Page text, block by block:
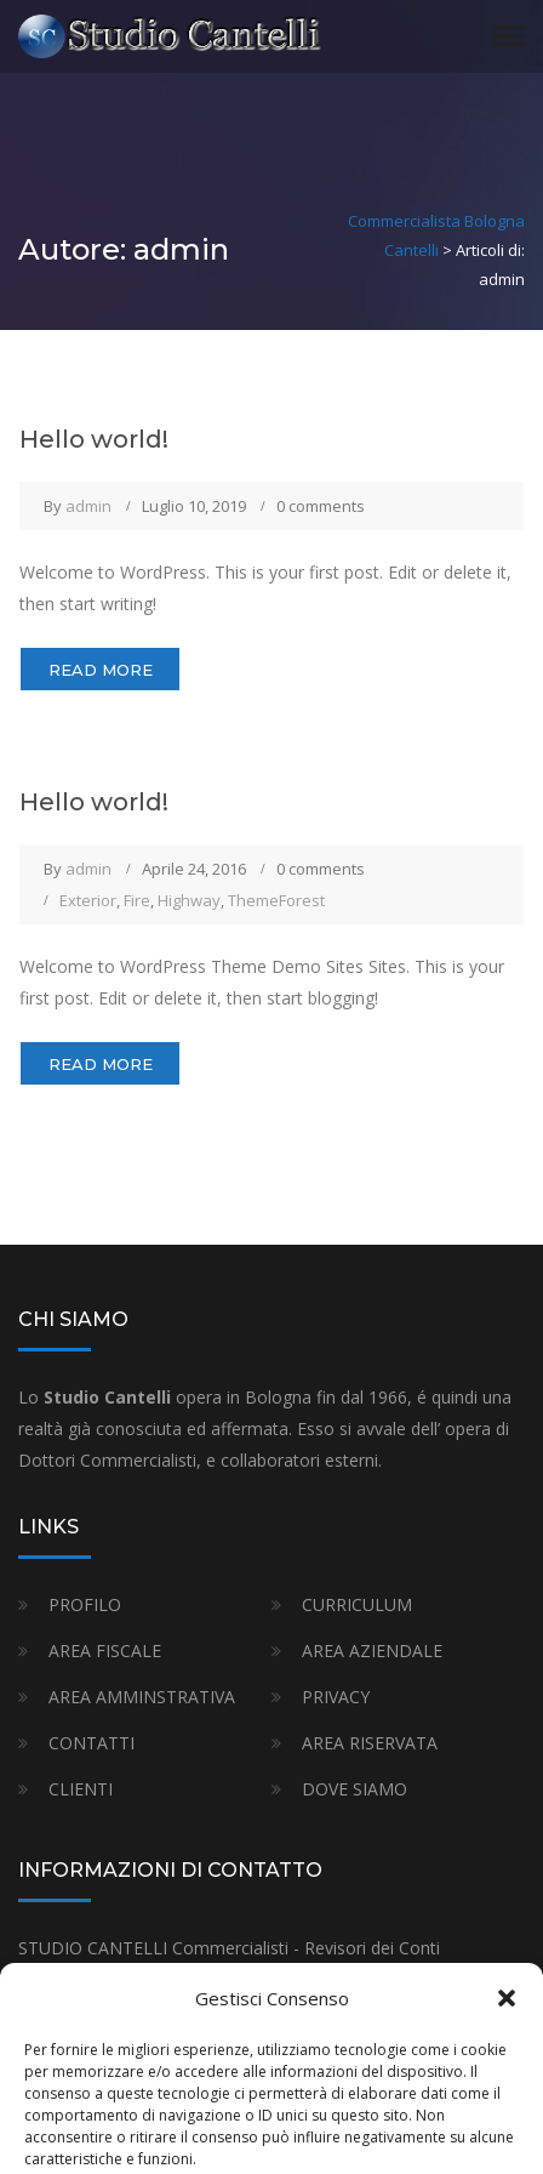
Gestisci Consenso
Per fornire le migliori esperienze, utilizziamo tecnologie come i cookie
per memorizzare e/o accedere alle informazioni del dispositivo. Il
consenso a queste tecnologie ci permetterà di elaborare dati come il
comportamento di navigazione o ID unici su questo sito. Non
acconsentire o ritirare il consenso può influire negativamente su alcune
caratteristiche e funzioni.
Autore: admin
Commercialista Bologna
Cantelli > Articoli di:
admin
Hello world!
By admin Luglio 10, 2019 0 comments
Welcome to WordPress. This is your first post. Edit or delete it,
then start writing!
READ MORE
Hello world!
By admin Aprile 24, 2016
0 comments
Exterior, Fire, Highway,ThemeForest
Welcome to WordPress Theme Demo Sites Sites. This is your
first post. Edit or delete it, then start blogging!
READ MORE
CHI SIAMO
Lo Studio Cantelli opera in Bologna fin dal 1966, é quindi una
realtà già conosciuta ed affermata. Esso si avvale dell’ opera di
Dottori Commercialisti, e collaboratori esterni.
LINKS
PROFILO
CURRICULUM
AREA FISCALE
AREA AZIENDALE
AREA AMMINSTRATIVA
PRIVACY
CONTATTI
AREA RISERVATA
CLIENTI
DOVE SIAMO
INFORMAZIONI DI CONTATTO
STUDIO CANTELLI Commercialisti - Revisori dei Conti
E-mail:
infostudiocantelli@gmail.com
partita ivait 02362971208